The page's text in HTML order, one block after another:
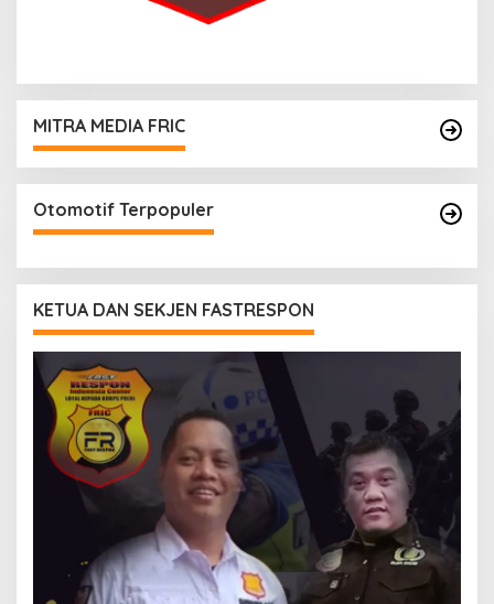
MITRA MEDIA FRIC
Otomotif Terpopuler
KETUA DAN SEKJEN FASTRESPON